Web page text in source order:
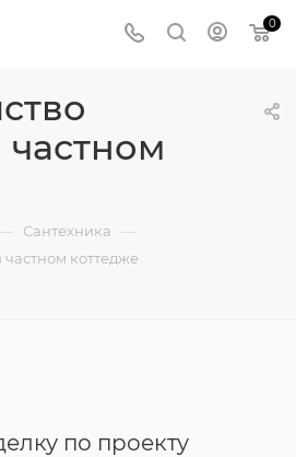
0
частном
Сантехника —
частном коттедже
по проекту